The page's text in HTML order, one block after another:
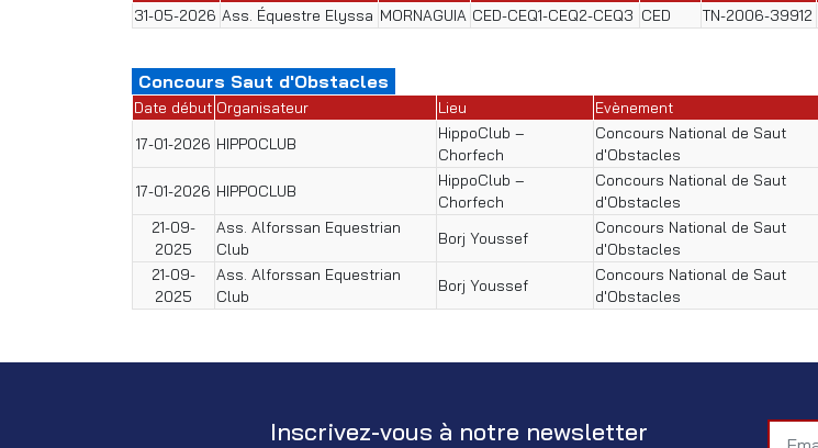
31-05-2026 Ass. Équestre Elyssa MORNAGUIA CED-CEQ1-CEQ2-CEQ3 CED TN-2006-39912
Concours Saut d'Obstacles
Date début Organisateur Lieu Evènement
17-01-2026 HIPPOCLUB
HippoClub –
Chorfech
Concours National de Saut
d'Obstacles
17-01-2026 HIPPOCLUB
HippoClub –
Chorfech
Concours National de Saut
d'Obstacles
21-09-
2025
Ass. Alforssan Equestrian
Club
Borj Youssef
Concours National de Saut
d'Obstacles
21-09-
2025
Ass. Alforssan Equestrian
Club
Borj Youssef
Concours National de Saut
d'Obstacles
Inscrivez-vous à notre newsletter